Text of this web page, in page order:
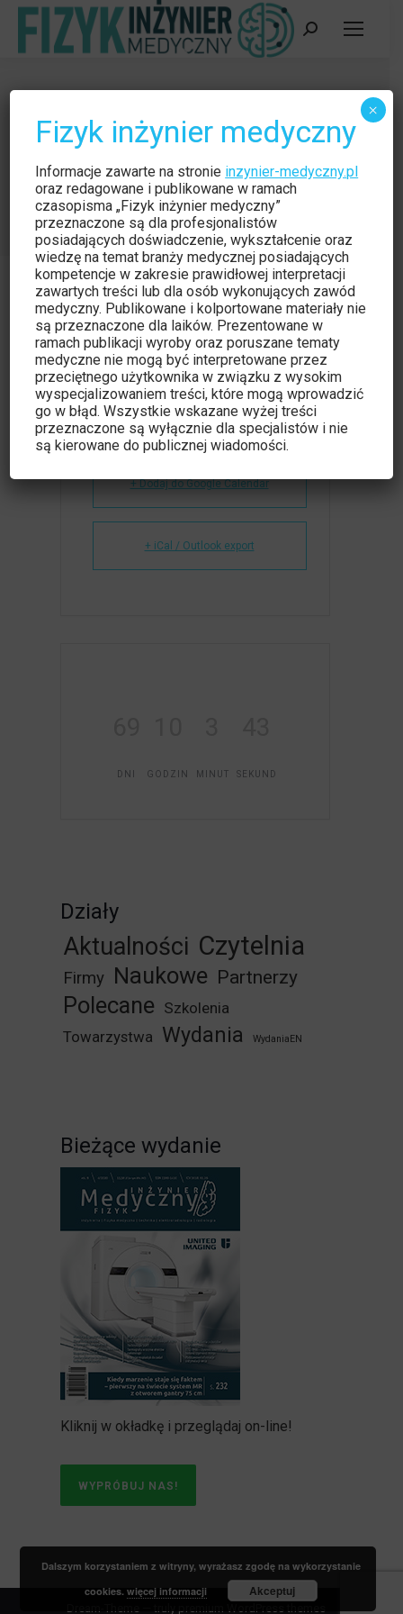
Szukaj:
International Society for the History
of Radiology
Jesteś tutaj: Strona główna
Wydarzenie
15th Symposium of the International…
+ Dodaj do Google Calendar
+ iCal / Outlook export
DNI GODZIN MINUT SEKUND
Działy
Aktualności Czytelnia
Firmy Naukowe Partnerzy
Polecane Szkolenia
Towarzystwa Wydania WydaniaEN
Bieżące wydanie
Kliknij w okładkę i przeglądaj on-line!
WYPRÓBUJ NAS!
Fizyk inżynier medyczny
Informacje zawarte na stronie inzynier-medyczny.pl
oraz redagowane i publikowane w ramach
czasopisma „Fizyk inżynier medyczny”
przeznaczone są dla profesjonalistów
posiadających doświadczenie, wykształcenie oraz
wiedzę na temat branży medycznej posiadających
kompetencje w zakresie prawidłowej interpretacji
zawartych treści lub dla osób wykonujących zawód
medyczny. Publikowane i kolportowane materiały nie
są przeznaczone dla laików. Prezentowane w
ramach publikacji wyroby oraz poruszane tematy
medyczne nie mogą być interpretowane przez
przeciętnego użytkownika w związku z wysokim
wyspecjalizowaniem treści, które mogą wprowadzić
go w błąd. Wszystkie wskazane wyżej treści
przeznaczone są wyłącznie dla specjalistów i nie
są kierowane do publicznej wiadomości.
×
Dalszym korzystaniem z witryny, wyrażasz zgodę na wykorzystanie
cookies. więcej informacji Akceptuj